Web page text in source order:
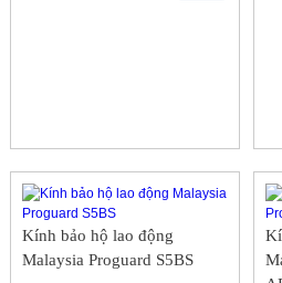
Kính bảo hộ lao động
Malaysia Proguard S5BS